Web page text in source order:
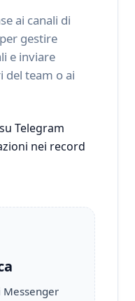
ai canali di
gestire
e inviare
del team o ai
Telegram
nei record